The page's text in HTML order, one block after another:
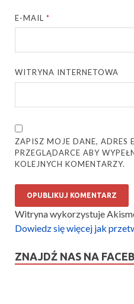
E-MAIL*
WITRYNA INTERNETOWA
ZAPISZ MOJE DANE, ADRES
PRZEGLĄDARCE ABY
KOLEJNYCH KOMENTARZY.
Witryna wykorzystuje
Dowiedz się więcej jak
ZNAJDŹ NAS NA